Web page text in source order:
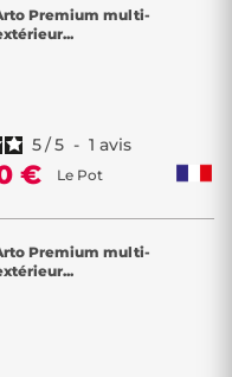
Premium multi-
5/5 - 1 avis
€ Le Pot
Premium multi-